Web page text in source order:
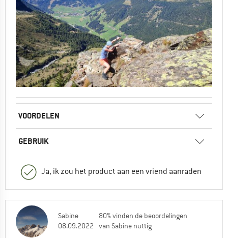
VOORDELEN
GEBRUIK
Ja, ik zou het product aan een vriend aanraden
Sabine
08.09.2022
80% vinden de beoordelingen
van Sabine nuttig